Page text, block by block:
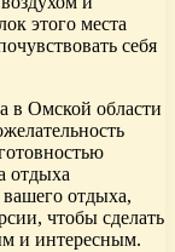
этого места
себя
в Омской области
отдыха
отдыха,
чтобы сделать
и интересным.